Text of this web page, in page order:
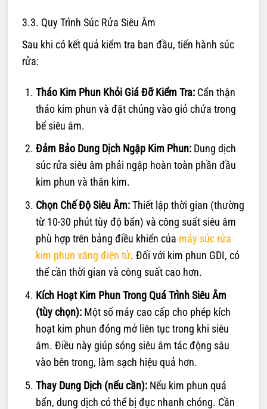
3.3. Quy Trình Súc Rửa Siêu Âm
Sau khi có kết quả kiểm tra ban đầu, tiến hành súc
rửa:
Tháo Kim Phun Khỏi Giá Đỡ Kiểm Tra: Cẩn thận
tháo kim phun và đặt chúng vào giỏ chứa trong
bể siêu âm.
Đảm Bảo Dung Dịch Ngập Kim Phun: Dung dịch
súc rửa siêu âm phải ngập hoàn toàn phần đầu
kim phun và thân kim.
Chọn Chế Độ Siêu Âm:Thiết lập thời gian (thường
từ 10-30 phút tùy độ bẩn) và công suất siêu âm
phù hợp trên bảng điều khiển của máy súc rửa
kim phun xăng điện tử. Đối với kim phun GDI, có
thể cần thời gian và công suất cao hơn.
Kích Hoạt Kim Phun Trong Quá Trình Siêu Âm
(tùy chọn): Một số máy cao cấp cho phép kích
hoạt kim phun đóng mở liên tục trong khi siêu
âm. Điều này giúp sóng siêu âm tác động sâu
vào bên trong, làm sạch hiệu quả hơn.
Thay Dung Dịch (nếu cần): Nếu kim phun quá
bẩn, dung dịch có thể bị đục nhanh chóng. Cần